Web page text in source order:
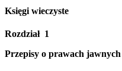
Księgi wieczyste
Rozdział 1
Przepisy o prawach jawnych